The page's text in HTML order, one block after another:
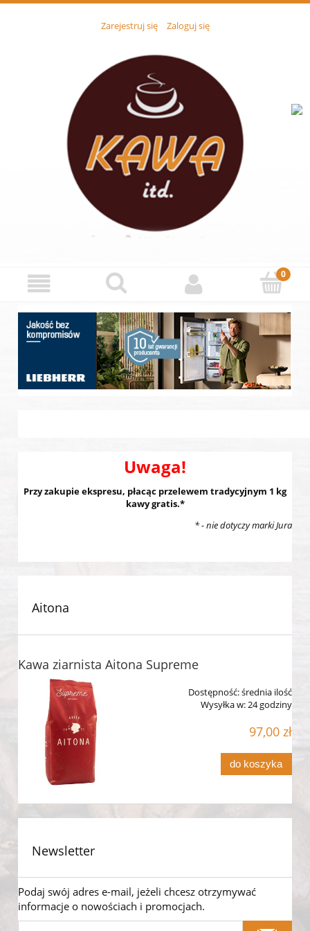
Zarejestruj się Zaloguj się
Uwaga!
Przy zakupie ekspresu, płacąc przelewem tradycyjnym 1 kg
kawy gratis.*
* - nie dotyczy marki Jura
Aitona
Kawa ziarnista Aitona Supreme
Dostępność:średnia ilość
Wysyłka w:24 godziny
97,00 zł
do koszyka
Newsletter
Podaj swój adres e-mail, jeżeli chcesz otrzymywać
informacje o nowościach i promocjach.